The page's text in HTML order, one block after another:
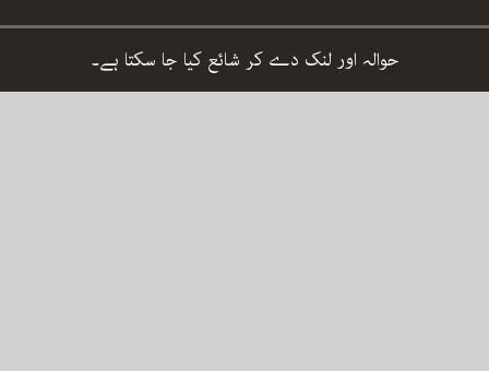
حوالہ اور لنک دے کر شائع کیا جا سکتا ہے۔